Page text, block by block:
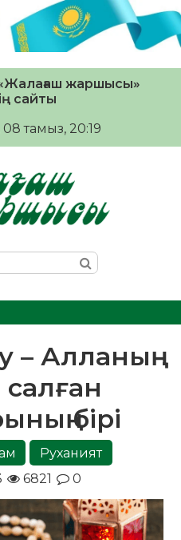
жаршысы»
сайты
08 тамыз, 20:19
– Алланың
бірі
Руханият
6821 0